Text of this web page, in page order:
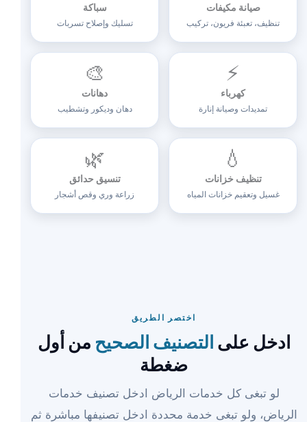
صيانة مكيفات
تنظيف، تعبئة فريون، تركيب
سباكة
تسليك وإصلاح تسربات
⚡
كهرباء
تمديدات وصيانة إنارة
🎨
دهانات
دهان وديكور وتشطيب
💧
تنظيف خزانات
غسيل وتعقيم خزانات المياه
🌿
تنسيق حدائق
زراعة وري وقص أشجار
اختصر الطريق
ادخل على التصنيف الصحيح من أول
ضغطة
لو تبغى كل خدمات الرياض ادخل تصنيف خدمات
الرياض، ولو تبغى خدمة محددة ادخل تصنيفها مباشرة ثم